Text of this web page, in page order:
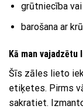
grūtniecība
barošana ar
Kā man
Šīs zāles lieto
etiķetes. Pirms
sakratiet.